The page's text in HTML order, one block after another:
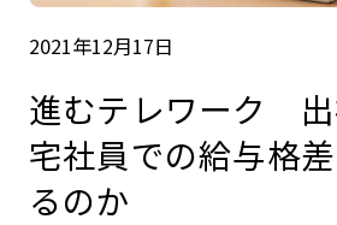
2021年12月17日
進むテレワーク
宅社員での給与格
るのか